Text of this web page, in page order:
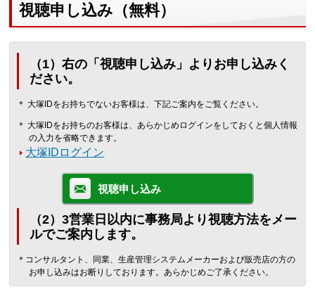
視聴申し込み（無料）
（1）右の「視聴申し込み」よりお申し込みく
ださい。
＊ 大塚IDをお持ちでないお客様は、下記ご案内をご覧ください。
＊ 大塚IDをお持ちのお客様は、あらかじめログインをしておくと個人情報
の入力を省略できます。
大塚IDログイン
視聴申し込み
（2）3営業日以内に事務局より視聴方法をメー
ルでご案内します。
＊コンサルタント、同業、生産管理システムメーカーおよび販売店の方の
お申し込みはお断りしております。あらかじめご了承ください。